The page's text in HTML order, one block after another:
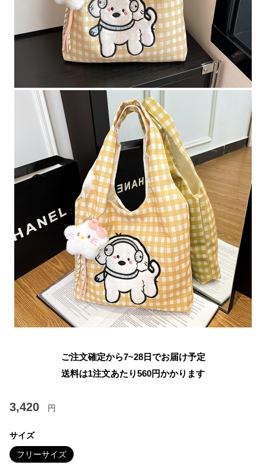
ご注文確定から7~28日でお届け予定
送料は1注文あたり560円かかります
3,420 円
サイズ
フリーサイズ